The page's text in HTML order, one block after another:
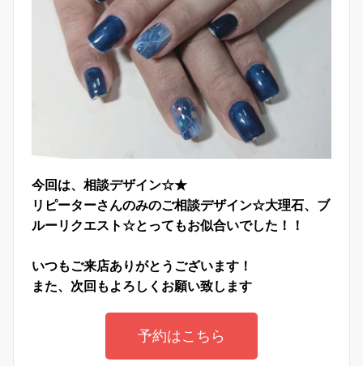
今回は、相談デザイン☆★
リピーターさんのみのご相談デザイン☆大理石、 ブ
ルーリクエスト☆とってもお似合いでした！！
いつもご来店ありがとうございます！
また、次回もよろしくお願い致します
予約はこちら